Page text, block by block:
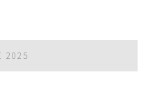
2025